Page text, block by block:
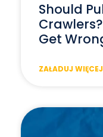
Should
Get
ZAŁADUJ